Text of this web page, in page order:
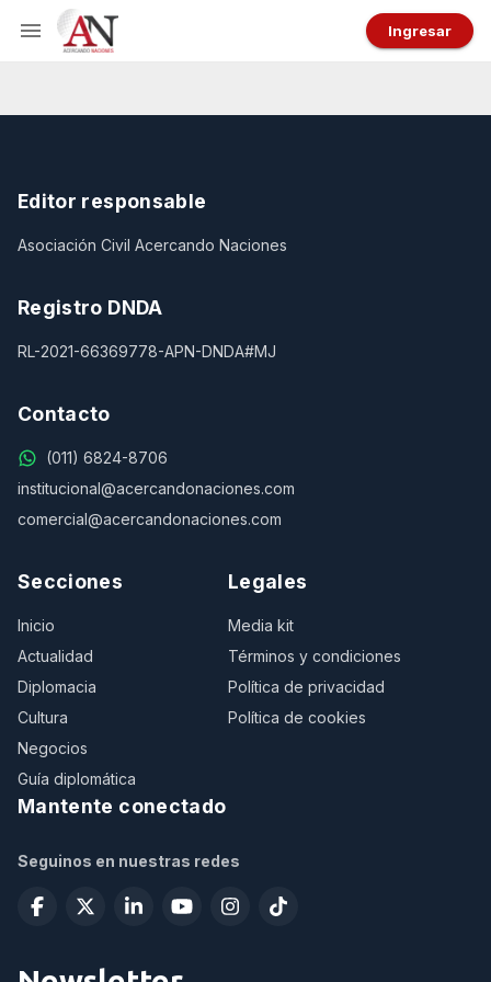
Ingresar
Editor responsable
Asociación Civil Acercando Naciones
Registro DNDA
RL-2021-66369778-APN-DNDA#MJ
Contacto
(011) 6824-8706
institucional@acercandonaciones.com
comercial@acercandonaciones.com
Secciones
Inicio
Actualidad
Diplomacia
Cultura
Negocios
Guía diplomática
Legales
Media kit
Términos y condiciones
Política de privacidad
Política de cookies
Mantente conectado
Seguinos en nuestras redes